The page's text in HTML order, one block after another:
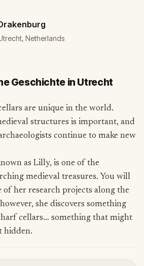
Netherlands
Geschichte in Utrecht
are unique in the world.
structures is important, and
continue to make new
as Lilly, is one of the
medieval treasures. You will
her research projects along the
she discovers something
cellars… something that might
hidden.